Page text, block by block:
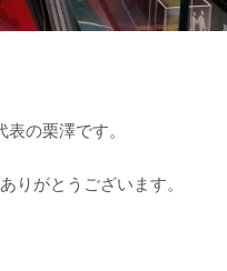
の栗澤です。
りがとうございます。